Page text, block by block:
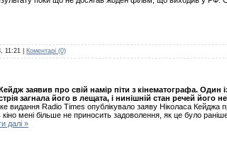
11:21 Коментарі (0)
заявив про свій намір піти з кінематографа. Один
загнала його в лещата, і нинішній стан речей його
видання Radio Times опублікувало заяву Ніколаса Кейджа
кіно мені більше не приносить задоволення, як це було
далі »